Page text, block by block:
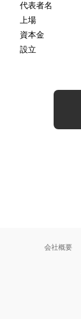
代表者名
上場
資本金
設立
会社概要